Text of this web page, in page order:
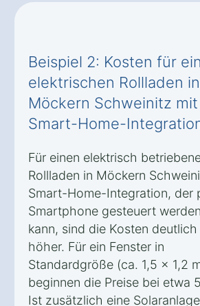
Beispiel 2: Kosten für
elektrischen Rollladen in
Möckern Schweinitz mit
Smart-Home-
Für einen elektrisch
Rollladen in Möckern
Smart-Home-Integration, der
Smartphone gesteuert werden
kann, sind die Kosten deutlich
höher. Für ein Fenster in
Standardgröße (ca. 1,5 x 1,2
beginnen die Preise bei etwa
Ist zusätzlich eine